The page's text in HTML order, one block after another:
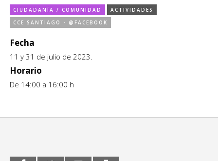
Sitios de interés
Escénicas
Formación
Infantil / Juvenil
Letras
CIUDADANÍA / COMUNIDAD
ACTIVIDADES
CCE SANTIAGO - @FACEBOOK
Fecha
11 y 31 de julio de 2023.
Horario
De 14:00 a 16:00 h